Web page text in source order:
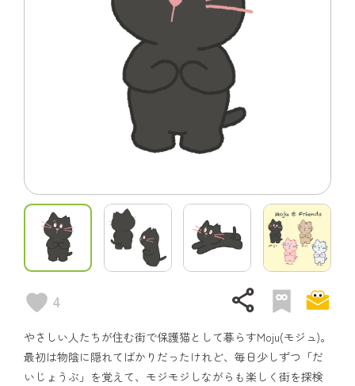
4 share
やさしい人たちが住む街で保護猫として暮らすMoju(モジュ)。
最初は物陰に隠れてばかりだったけれど、毎日少しずつ「だ
いじょうぶ」を覚えて、モジモジしながらも楽しく街を探検